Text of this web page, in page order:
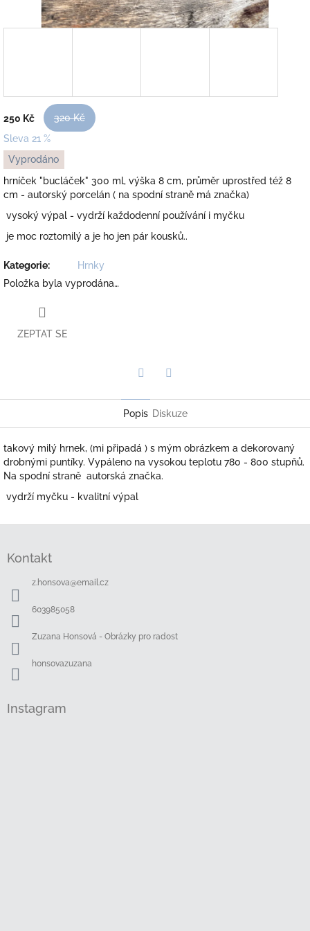
250 Kč
320 Kč
Sleva 21 %
Měrná
cena:
Vyprodáno
hrníček "bucláček" 300 ml, výška 8 cm, průměr uprostřed též 8
cm - autorský porcelán ( na spodní straně má značka)
vysoký výpal - vydrží každodenní používání i myčku
je moc roztomilý a je ho jen pár kousků..
Kategorie:
Hrnky
Položka byla vyprodána…
ZEPTAT SE
Popis Diskuze
takový milý hrnek, (mi připadá ) s mým obrázkem a dekorovaný
drobnými puntíky. Vypáleno na vysokou teplotu 780 - 800 stupňů.
Na spodní straně autorská značka.
vydrží myčku - kvalitní výpal
Kontakt
z.honsova@email.cz
603985058
Zuzana Honsová - Obrázky pro radost
honsovazuzana
Instagram